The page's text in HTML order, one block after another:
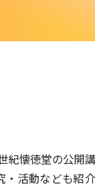
紀懐徳堂の公開
活動なども紹